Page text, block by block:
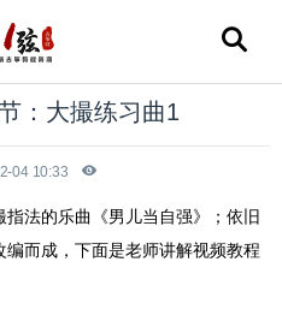
：大撮练习曲1
04 10:33
指法的乐曲《男儿当自强》；依旧
而成，下面是老师讲解视频教程